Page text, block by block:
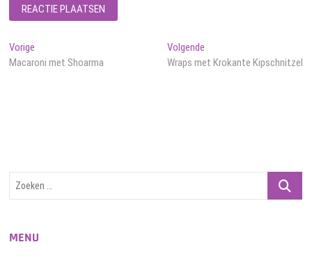
Bericht
navigatie
Vorige
bericht:
Macaroni met Shoarma
VolgendeVolgend
bericht:
Wraps met Krokante Kipschnitzel
Zoeken
MENU